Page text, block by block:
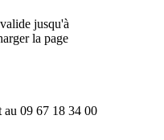
jusqu'à
la page
au 09 67 18 34 00